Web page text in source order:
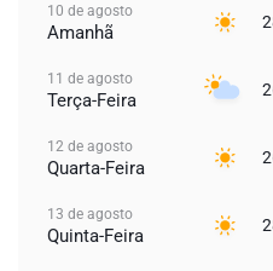
10 de agosto
Amanhã
11 de agosto
Terça-Feira
12 de agosto
Quarta-Feira
13 de agosto
Quinta-Feira